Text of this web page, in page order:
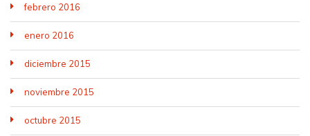
febrero 2016
enero 2016
diciembre 2015
noviembre 2015
octubre 2015